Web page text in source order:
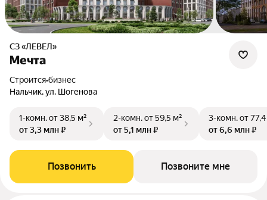
СЗ «ЛЕВЕЛ»
Мечта
Строится•бизнес
Нальчик, ул. Шогенова
1-комн.от 38,5 м²
от 3,3 млн ₽
2-комн.от 59,5 м²
от 5,1 млн ₽
3-комн.от
от 6,6 млн ₽
Позвонить Позвоните мне